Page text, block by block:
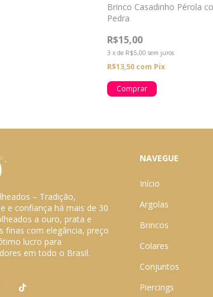
Brinco Casadinho Pérola
Pedra
R$15,00
3 xde R$5,00 sem juros
R$13,50 com Pix
– Tradição,
e confiança há mais de 30
a ouro, prata e
finas com elegância, preço
lucro para
em todo o Brasil.
NAVEGUE
Início
Argolas
Brincos
Colares
Conjuntos
Piercings